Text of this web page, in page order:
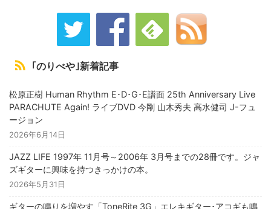
｢のりべや｣新着記事
松原正樹 Human Rhythm E･D･G･E譜面 25th Anniversary Live
PARACHUTE Again! ライブDVD 今剛 山木秀夫 高水健司 J-フュ
ージョン
2026年6月14日
JAZZ LIFE 1997年 11月号～2006年 3月号までの28冊です。ジャ
ズギターに興味を持つきっかけの本。
2026年5月31日
ギターの鳴りを増やす「ToneRite 3G」エレキギター･アコギも鳴